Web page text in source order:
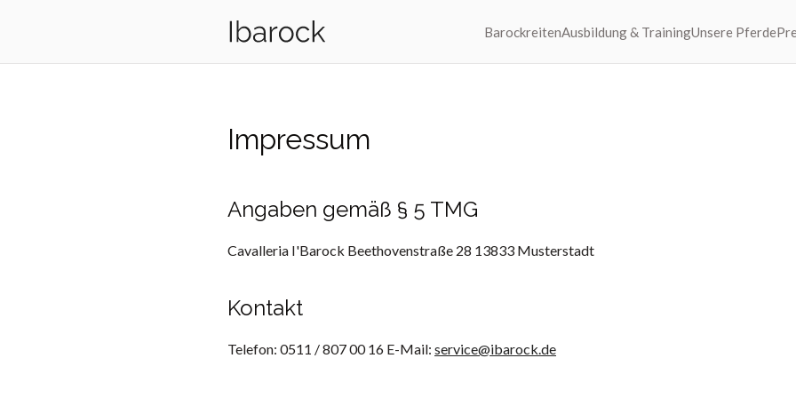
BarockreitenAusbildung & TrainingUnsere Pferde
Impressum
Angaben gemäß § 5 TMG
Cavalleria I'Barock Beethovenstraße 28 13833 Musterstadt
Kontakt
Telefon: 0511 / 807 00 16 E-Mail: service@ibarock.de